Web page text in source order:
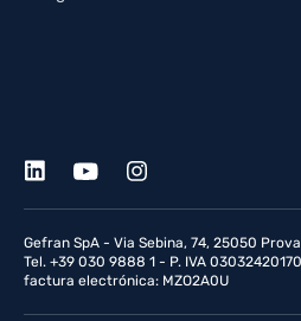
Gefran SpA - Via Sebina, 74, 25050
Tel. +39 030 9888 1 - P. IVA
factura electrónica: MZO2A0U